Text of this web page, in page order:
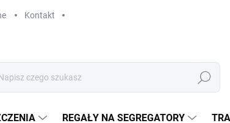
Kontakt
Szukaj
REGAŁY NA SEGREGATORY